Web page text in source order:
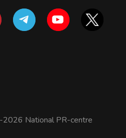
National PR-centre